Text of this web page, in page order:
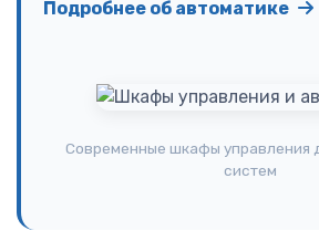
Подробнее об автоматике
Современные шкафы управления
систем